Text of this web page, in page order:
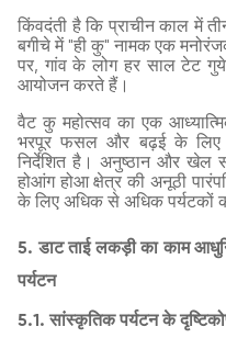
किंवदंती है कि प्राचीन काल में
बगीचे में "ही कु" नामक एक
पर, गांव के लोग हर साल टेट
आयोजन करते हैं।
वैट कु महोत्सव का एक
भरपूर फसल और बढ़ई के लिए
निर्देशित है। अनुष्ठान और खेल
होआंग होआ क्षेत्र की अनूठी
के लिए अधिक से अधिक पर्यटकों
5. डाट ताई लकड़ी का काम
पर्यटन
5.1. सांस्कृतिक पर्यटन के